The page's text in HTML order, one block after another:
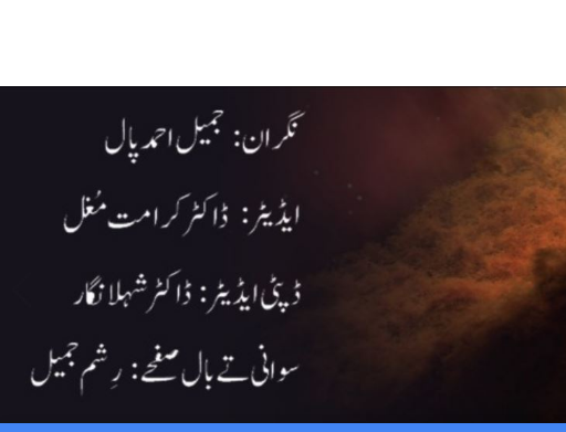
Previous